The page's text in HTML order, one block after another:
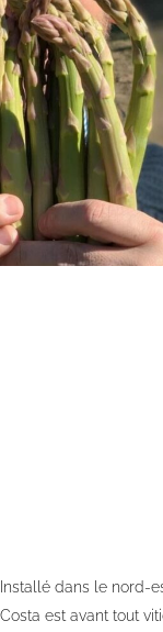
Installé dans le nord-
Costa est avant tout